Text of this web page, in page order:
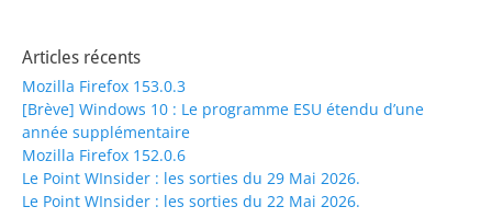
Articles récents
Mozilla Firefox 153.0.3
[Brève] Windows 10 : Le programme ESU étendu d’une
année supplémentaire
Mozilla Firefox 152.0.6
Le Point WInsider : les sorties du 29 Mai 2026.
Le Point WInsider : les sorties du 22 Mai 2026.